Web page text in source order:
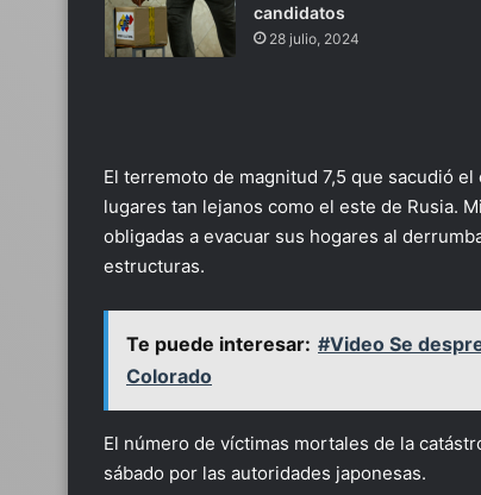
candidatos
28 julio, 2024
El terremoto de magnitud 7,5 que sacudió
lugares tan lejanos como el este de Rusia.
obligadas a evacuar sus hogares al
estructuras.
Te puede interesar: #Video Se
Colorado
El número de víctimas mortales de la
sábado por las autoridades japonesas.